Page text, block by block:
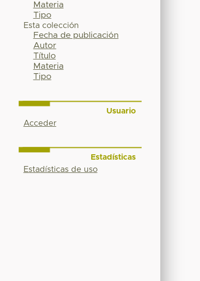
Materia
Tipo
Esta colección
Fecha de publicación
Autor
Título
Materia
Tipo
Usuario
Acceder
Estadísticas
Estadísticas de uso